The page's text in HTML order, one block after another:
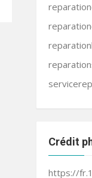
Crédit
https://